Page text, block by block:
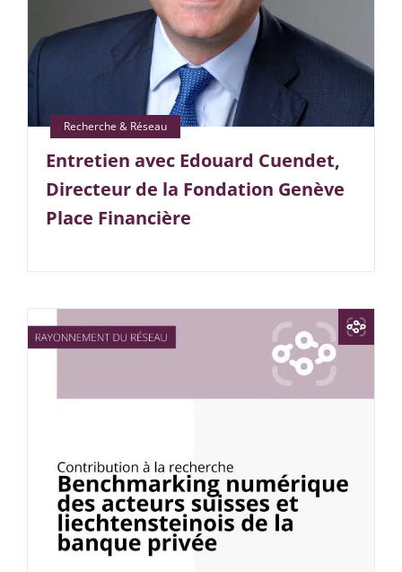
Entretien avec Edouard Cuendet,
Directeur de la Fondation Genève
Place Financière